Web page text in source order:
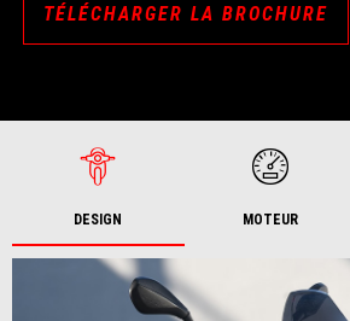
TÉLÉCHARGER LA BROCHURE
DESIGN MOTEUR